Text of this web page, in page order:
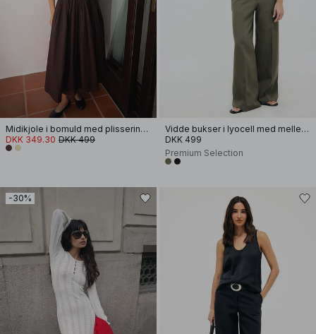
Midikjole i bomuld med plissering og korte ærmer
DKK 349.30 DKK 499
Vidde bukser i lyocell med mellemhøj talje
DKK 499
Premium Selection
-30%